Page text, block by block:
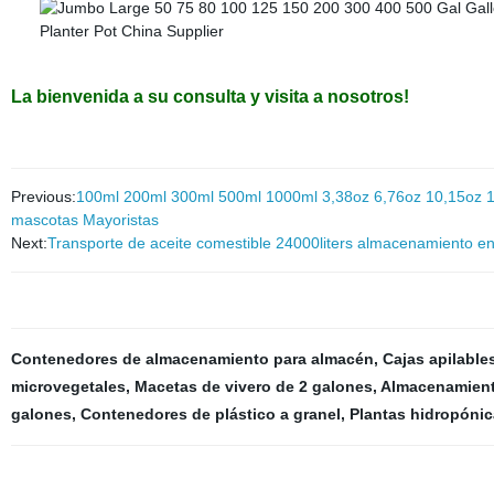
La bienvenida a su consulta y visita a nosotros!
Previous:100ml 200ml 300ml 500ml 1000ml 3,38oz 6,76oz
mascotas Mayoristas
Next:Transporte de aceite comestible 24000liters almacenamiento
Contenedores de almacenamiento para almacén, Cajas
microvegetales, Macetas de vivero de 2 galones,
galones, Contenedores de plástico a granel, Plantas